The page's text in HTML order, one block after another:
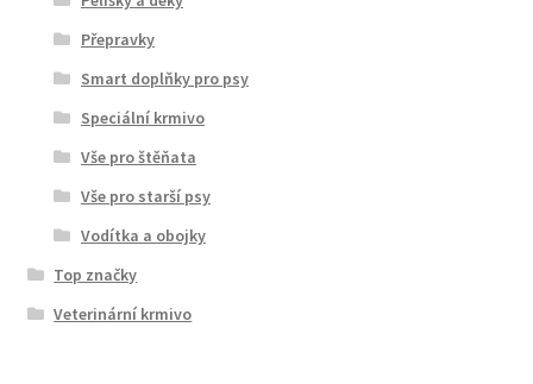
Přepravky
Smart doplňky pro psy
Speciální krmivo
Vše pro štěňata
Vše pro starší psy
Vodítka a obojky
Top značky
Veterinární krmivo